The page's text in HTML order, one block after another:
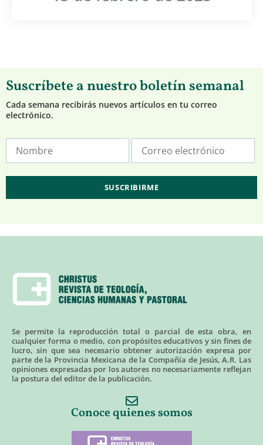
Suscríbete a nuestro boletín semanal
Cada semana recibirás nuevos artículos en tu correo
electrónico.
Se permite la reproducción total o parcial de esta obra, en
cualquier forma o medio, con propósitos educativos y sin fines de
lucro, sin que sea necesario obtener autorización expresa por
parte de la Provincia Mexicana de la Compañía de Jesús, A.R. Las
opiniones expresadas por los autores no necesariamente reflejan
la postura del editor de la publicación.
Conoce quienes somos